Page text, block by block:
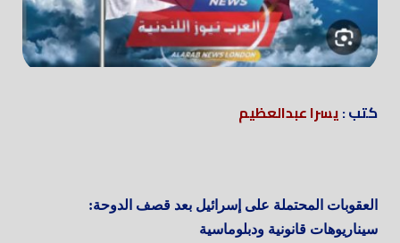
كتب :يسرا عبدالعظيم
العقوبات المحتملة على إسرائيل بعد قصف الدوحة:
سيناريوهات قانونية ودبلوماسية